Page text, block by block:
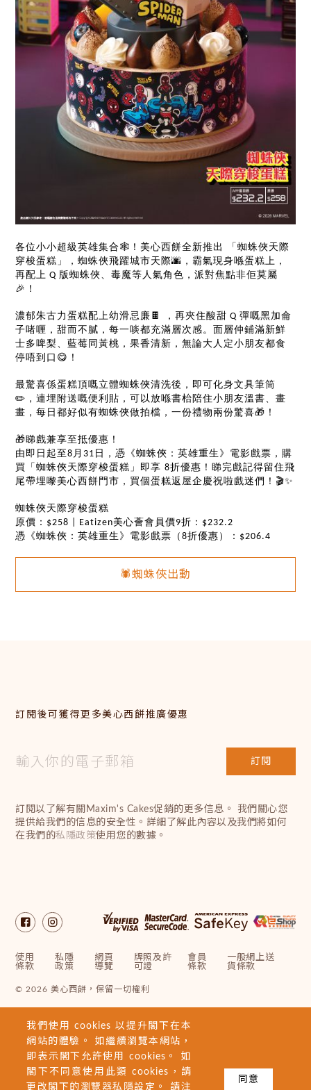
各位小小超級英雄集合 🕸️ ！美心西餅全新推出
「蜘蛛俠天際
穿梭蛋糕」，蜘蛛俠飛躍城市天際🌆 ，霸氣現身喺蛋糕上，
再配上 Q 版蜘蛛俠、毒魔等人氣角色，派對焦點非佢莫屬
🎉 ！
濃郁朱古力蛋糕配上幼滑忌廉 🍫 ，再夾住酸甜 Q彈嘅黑加侖
子啫喱，甜而不膩，每一啖都充滿層次感。面層仲鋪滿新鮮
士多啤梨、藍莓同黃桃，果香清新，無論大人定小朋友都食
停唔到口 😋 ！
最驚喜係蛋糕頂嘅立體蜘蛛俠清洗後，即可化身文具筆筒
✏️ ，連埋附送嘅便利貼，可以放喺書枱陪住小朋友溫書、畫
畫，每日都好似有蜘蛛俠做拍檔，一份禮物兩份驚喜🎁 ！
🎁睇戲兼享至抵優惠！
由即日起至8 月 31 日，憑《蜘蛛俠：英雄重生》電影戲票，購
買「蜘蛛俠天際穿梭蛋糕」即享 8折優惠！睇完戲記得留住飛
尾帶埋嚟美心西餅門市，買個蛋糕返屋企慶祝啦戲迷們！ 🎬✨
蜘蛛俠天際穿梭蛋糕
原價： $258 | Eatizen美心薈會員價9折： $232.2
憑《蜘蛛俠：英雄重生》電影戲票（8折優惠）： $206.4
🕷️蜘蛛俠出動
訂閱後可獲得更多美心西餅推廣優惠
訂閱
訂閱以了解有關Maxim's Cakes促銷的更多信息。 我們關心您
提供給我們的信息的安全性。詳細了解此內容以及我們將如何
在我們的私隱政策使用您的數據。
使用
條款
私隱
政策
網頁
導覽
牌照及許
可證
會員
條款
一般網上送
貨條款
© 2026 美心西餅，保留一切權利
我們使用 cookies 以提升閣下在本
網站的體驗。 如繼續瀏覽本網站，
即表示閣下允許使用 cookies。 如
閣下不同意使用此類 cookies，請
更改閣下的瀏覽器私隱設定。 請注
同意